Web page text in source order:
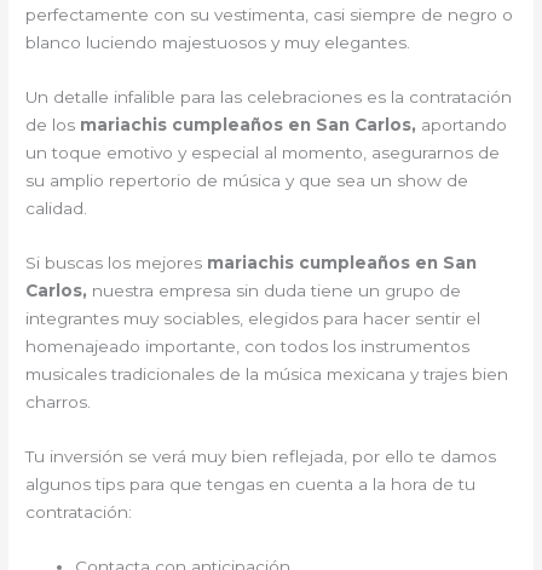
perfectamente con su vestimenta, casi siempre de negro o
blanco luciendo majestuosos y muy elegantes.
Un detalle infalible para las celebraciones es la contratación
de los mariachis cumpleaños en San Carlos, aportando
un toque emotivo y especial al momento, asegurarnos de
su amplio repertorio de música y que sea un show de
calidad.
Si buscas los mejores mariachis cumpleaños en San
Carlos, nuestra empresa sin duda tiene un grupo de
integrantes muy sociables, elegidos para hacer sentir el
homenajeado importante, con todos los instrumentos
musicales tradicionales de la música mexicana y trajes bien
charros.
Tu inversión se verá muy bien reflejada, por ello te damos
algunos tips para que tengas en cuenta a la hora de tu
contratación:
Contacta con anticipación